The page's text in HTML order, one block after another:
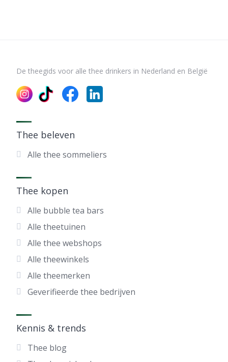
De theegids voor alle thee drinkers in Nederland en België
Thee beleven
Alle thee sommeliers
Thee kopen
Alle bubble tea bars
Alle theetuinen
Alle thee webshops
Alle theewinkels
Alle theemerken
Geverifieerde thee bedrijven
Kennis & trends
Thee blog